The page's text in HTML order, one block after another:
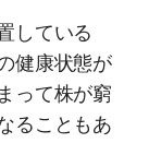
している
健康状態が
って株が窮
ることもあ